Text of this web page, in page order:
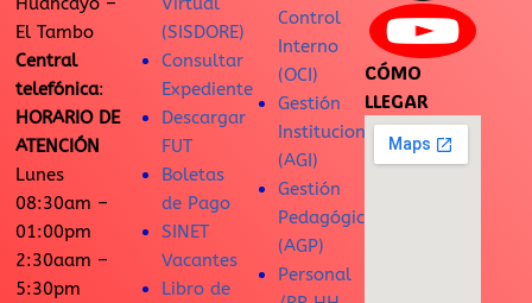
El Tambo
Central
telefónica:
HORARIO DE
ATENCIÓN
Lunes
08:30am –
01:00pm
2:30aam –
5:30pm
(SISDORE)
Consultar
Expediente
Descargar
FUT
Boletas
de Pago
SINET
Vacantes
Libro de
Control
Interno
(OCI)
Gestión
Institucional
(AGI)
Gestión
Pedagógica
(AGP)
Personal
CÓMO
LLEGAR